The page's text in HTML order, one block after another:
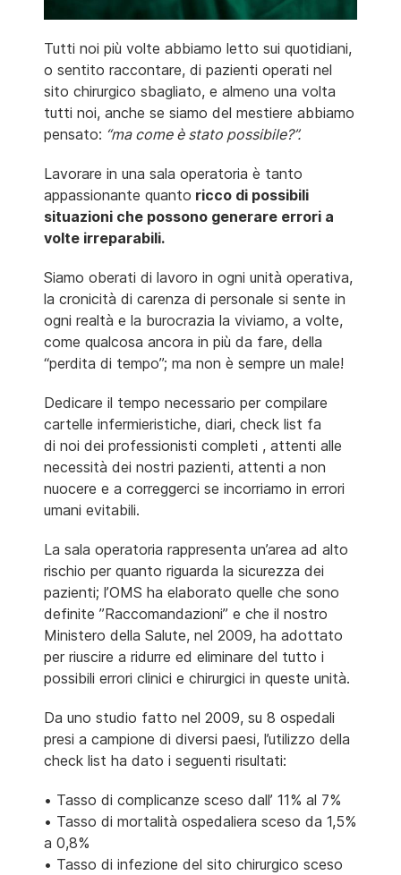
Tutti noi più volte abbiamo letto sui quotidiani,
o sentito raccontare, di pazienti operati nel
sito chirurgico sbagliato, e almeno una volta
tutti noi, anche se siamo del mestiere abbiamo
pensato: “ma come è stato possibile?”.
Lavorare in una sala operatoria è tanto
appassionante quanto ricco di possibili
situazioni che possono generare errori a
volte irreparabili.
Siamo oberati di lavoro in ogni unità operativa,
la cronicità di carenza di personale si sente in
ogni realtà e la burocrazia la viviamo, a volte,
come qualcosa ancora in più da fare, della
“perdita di tempo”; ma non è sempre un male!
Dedicare il tempo necessario per compilare
cartelle infermieristiche, diari, check list fa
di noi dei professionisti completi , attenti alle
necessità dei nostri pazienti, attenti a non
nuocere e a correggerci se incorriamo in errori
umani evitabili.
La sala operatoria rappresenta un’area ad alto
rischio per quanto riguarda la sicurezza dei
pazienti; l’OMS ha elaborato quelle che sono
definite ”Raccomandazioni” e che il nostro
Ministero della Salute, nel 2009, ha adottato
per riuscire a ridurre ed eliminare del tutto i
possibili errori clinici e chirurgici in queste unità.
Da uno studio fatto nel 2009, su 8 ospedali
presi a campione di diversi paesi, l’utilizzo della
check list ha dato i seguenti risultati:
• Tasso di complicanze sceso dall’ 11% al 7%
• Tasso di mortalità ospedaliera sceso da 1,5%
a 0,8%
• Tasso di infezione del sito chirurgico sceso